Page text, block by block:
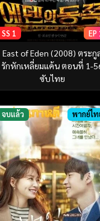
SS 1 EP
East of Eden (2008) ตระกู
รักหักเหลี่ยมแค้น ตอนที่ 1-
ซับไทย
จบแล้ว พากย์ไ